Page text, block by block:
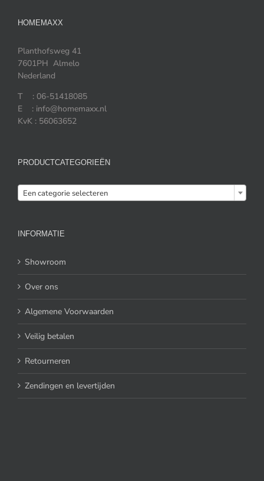
HOMEMAXX
Planthofsweg 41
7601PH Almelo
Nederland
T : 06-51418085
E : info@homemaxx.nl
KvK : 56063652
PRODUCTCATEGORIEËN
Een categorie selecteren
INFORMATIE
Showroom
Over ons
Algemene Voorwaarden
Veilig betalen
Retourneren
Zendingen en levertijden